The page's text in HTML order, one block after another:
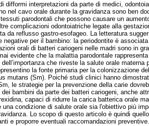
difformi interpretazioni da parte di medici,
nel cavo orale durante la gravidanza sono ben
parodontali che possono causare un
complicazioni odontoiatriche legate alla
da reflusso gastro-esofageo. La letteratura
per il bambino: la periodontite è
orali di batteri cariogeni nelle madri sono in
evidente che la malattia parodontale
che riveste la salute orale materna
la fonte primaria per la colonizzazione
mutans (Sm). Poiché studi clinici hanno
le strategie per la prevenzione della carie
bambini da parte dei batteri cariogeni, anche
capaci di ridurre la carica batterica orale
condizione di salute orale sia l'obiettivo più
Lo scopo di questo articolo è quindi
e proporre eventuali raccomandazioni preventive.